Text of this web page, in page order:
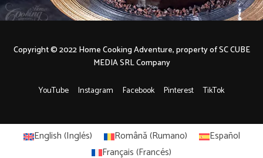
YouTube Instagram Facebook Pinterest TikTok
Copyright © 2022 Home Cooking Adventure, property of SC CUBE
MEDIA SRL Company
English(Inglés) Română(Rumano)
Español
Français(Francés)